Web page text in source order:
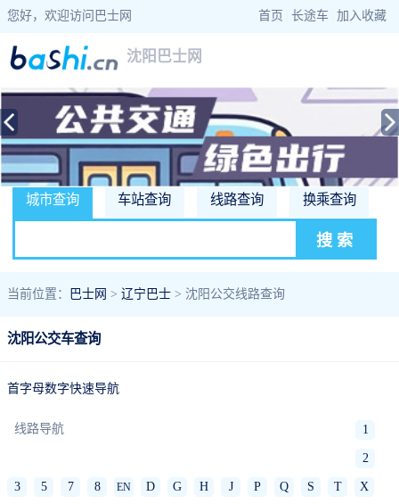
您好，欢迎访问巴士网 首页 长途车 加入收藏
沈阳巴士网
城市查询 车站查询 线路查询 换乘查询
当前位置： 巴士网 > 辽宁巴士 > 沈阳公交线路查询
沈阳公交车查询
首字母数字快速导航
线路导航 1
2
3 5 7 8 EN D G H J P Q S T X